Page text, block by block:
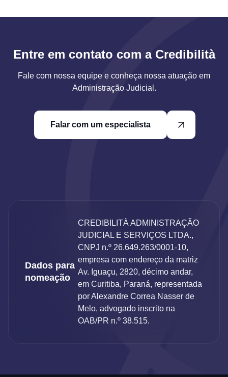
Entre em contato com a Credibilità
Fale com nossa equipe e conheça nossa atuação em
Administração Judicial.
Falar com um especialista
Dados para
nomeação
CREDIBILITÀ ADMINISTRAÇÃO
JUDICIAL E SERVIÇOS LTDA.,
CNPJ n.º 26.649.263/0001-10,
empresa com endereço da matriz
Av. Iguaçu, 2820, décimo andar,
em Curitiba, Paraná, representada
por Alexandre Correa Nasser de
Melo, advogado inscrito na
OAB/PR n.º 38.515.